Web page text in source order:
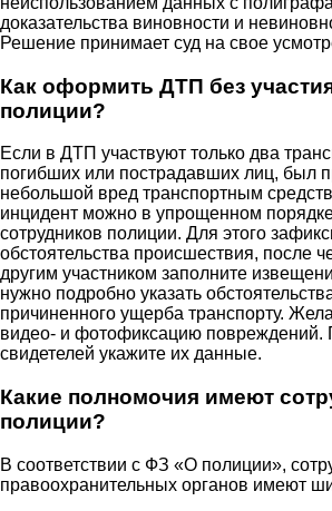
доказательства виновности и
Решение принимает суд на свое
Как оформить ДТП без
полиции?
Если в ДТП участвуют только два
погибших или пострадавших лиц, был
небольшой вред транспортным
инцидент можно в упрощенном
сотрудников полиции. Для этого
обстоятельства происшествия, после
другим участником заполните
нужно подробно указать
причиненного ущерба транспорту.
видео- и фотофиксацию повреждений.
свидетелей укажите их данные.
Какие полномочия имеют
полиции?
В соответствии с ФЗ «О полиции»,
правоохранительных органов имеют